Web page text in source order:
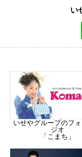
い
いせやグループのフ
ジオ
「こまち」